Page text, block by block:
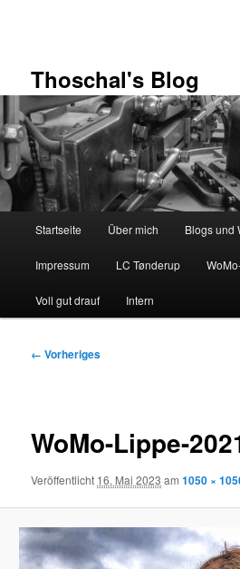
Thoschal's Blog
Startseite Über mich Blogs und
Impressum LC Tønderup
Voll gut drauf Intern
Bilder-
← Vorheriges
WoMo-Lippe-
Veröffentlicht 16. Mai 2023 am1050 ×